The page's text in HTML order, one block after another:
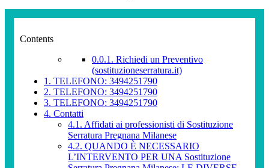
Contents
0.0.1. Richiedi un Preventivo
(sostituzioneserratura.it)
1. TELEFONO: 3494251790
2. TELEFONO: 3494251790
3. TELEFONO: 3494251790
4. Contatti
4.1. Affidati ai professionisti di Sostituzione
Serratura Pregnana Milanese
4.2. QUANDO È NECESSARIO
L’INTERVENTO PER UNA Sostituzione